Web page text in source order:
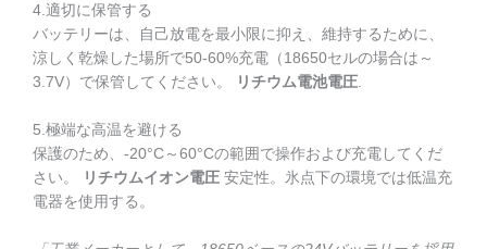
4.適切に保管する
バッテリーは、自己放電を最小限に抑え、維持するために、
涼しく乾燥した場所で50-60%充電（18650セルの場合は～
3.7V）で保管してください。
リチウム電池電圧
5.極端な高温を避ける
保護のため、-20°C～60°Cの範囲で操作および充電してくだ
さい。
リチウムイオン電圧 安定性。氷点下の環境では低温充
電器を使用する。